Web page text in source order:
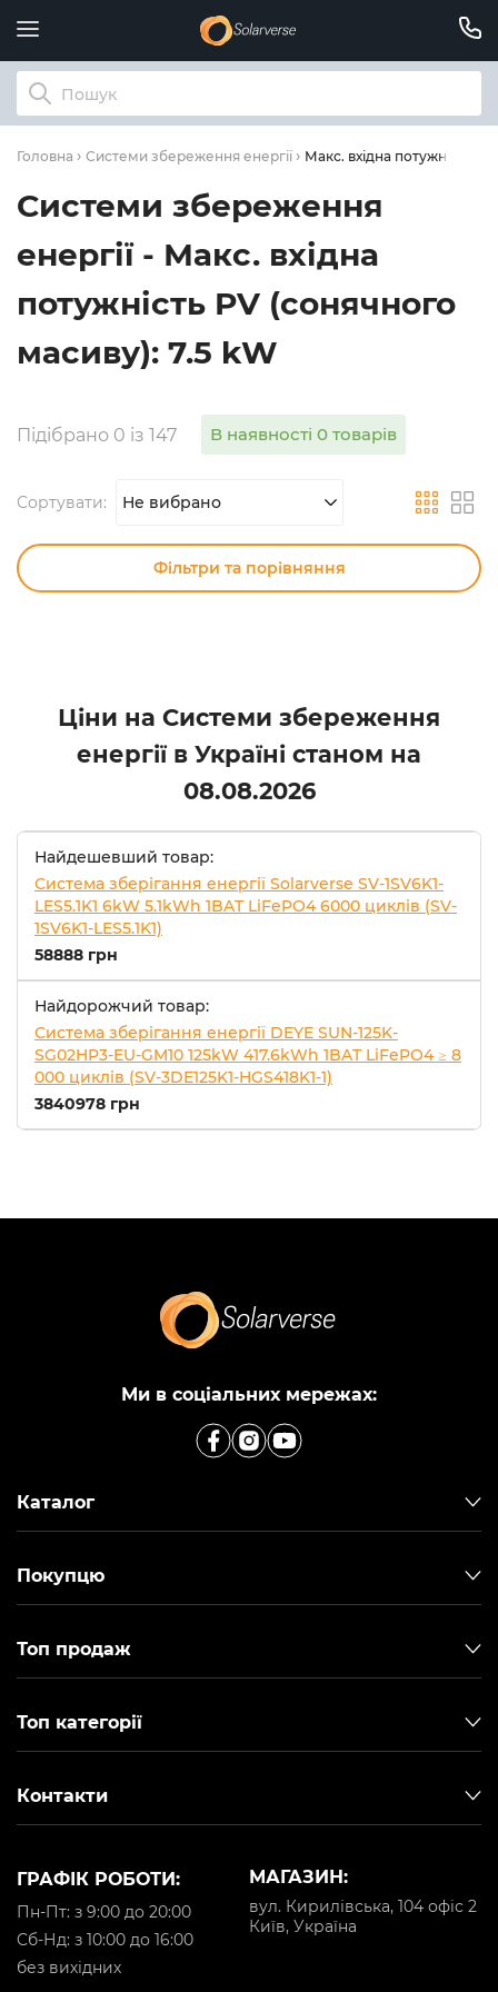
Головна Системи збереження енергії Макс. вхідна потужність
Системи збереження
енергії - Макс. вхідна
потужність PV (сонячного
масиву): 7.5 kW
Підібрано 0 із 147 В наявності 0 товарів
Сортувати: Не вибрано
Фільтри та порівняння
Ціни на Системи збереження
енергії в Україні станом на
08.08.2026
Найдешевший товар:
Система зберігання енергії Solarverse SV-1SV6K1-
LES5.1K1 6kW 5.1kWh 1BAT LiFePO4 6000 циклів (SV-
1SV6K1-LES5.1K1)
58888 грн
Найдорожчий товар:
Система зберігання енергії DEYE SUN-125K-
SG02HP3-EU-GM10 125kW 417.6kWh 1BAT LiFePO4 ≥ 8
000 циклів (SV-3DE125K1-HGS418K1-1)
3840978 грн
Ми в соціальних мережах:
Каталог
Покупцю
Топ продаж
Топ категорії
Контакти
МАГАЗИН:
вул. Кирилівська, 104 офіс 2
Київ, Україна
ГРАФІК РОБОТИ:
Пн-Пт: з 9:00 до 20:00
Cб-Нд: з 10:00 до 16:00
без вихідних